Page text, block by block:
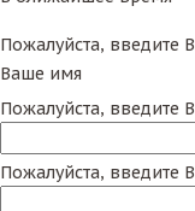
Пожалуйста, введите
Ваше имя
Пожалуйста, введите
Пожалуйста, введите